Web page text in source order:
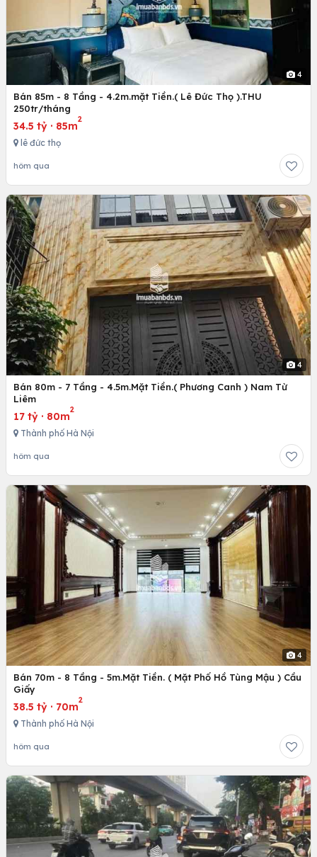
4
Bán 85m - 8 Tầng - 4.2m.mặt Tiền.( Lê Đức Thọ ).THU
250tr/tháng
34.5 tỷ · 85m
2
lê đức thọ
hôm qua
4
Bán 80m - 7 Tầng - 4.5m.Mặt Tiền.( Phương Canh ) Nam Từ
Liêm
17 tỷ · 80m
2
Thành phố Hà Nội
hôm qua
4
Bán 70m - 8 Tầng - 5m.Mặt Tiền. ( Mặt Phố Hồ Tùng Mậu ) Cầu
Giấy
38.5 tỷ · 70m
2
Thành phố Hà Nội
hôm qua